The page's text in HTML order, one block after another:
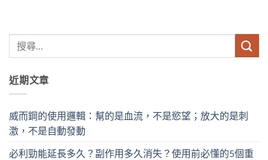
近期文章
威而鋼的使用邏輯：幫的是血流，不是慾望；放大的是刺
激，不是自動發動
必利勁能延長多久？副作用多久消失？使用前必懂的5個重